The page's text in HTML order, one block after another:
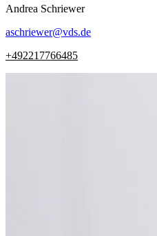
Andrea Schriewer
aschriewer@vds.de
+492217766485